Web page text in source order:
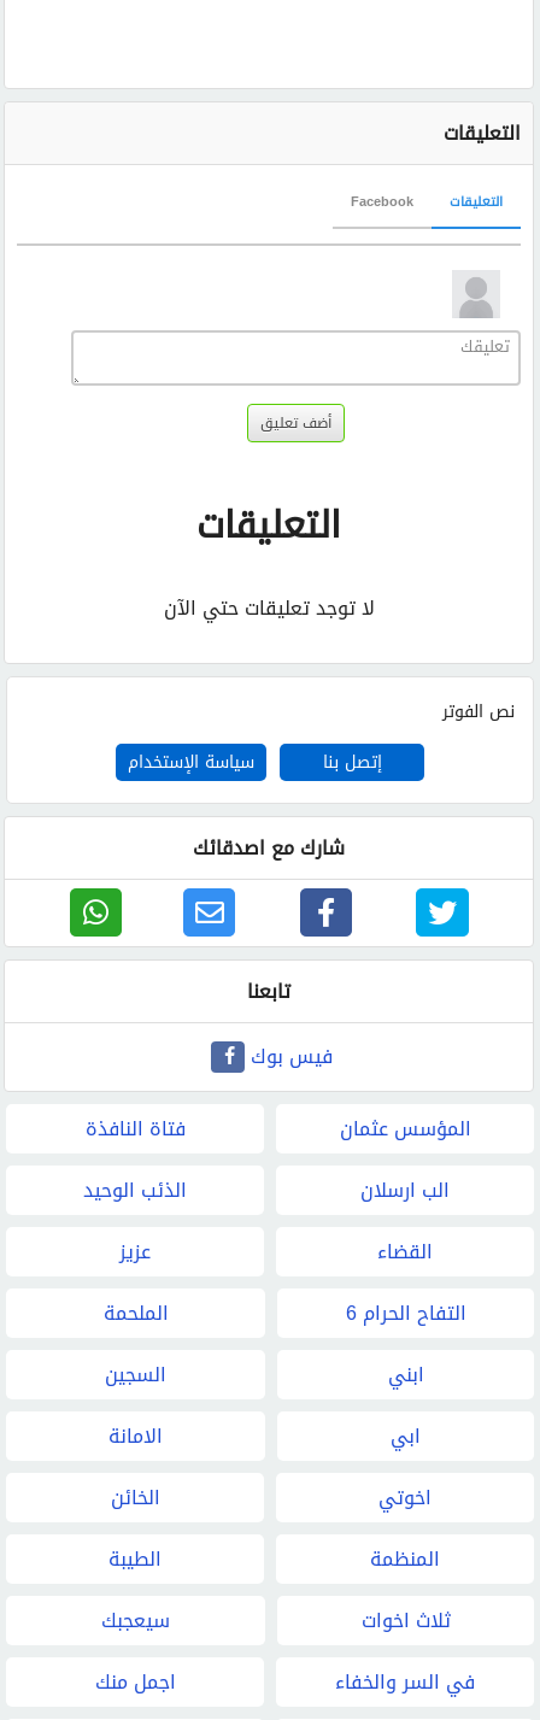
التعليقات
التعليقات Facebook
أضف تعليق
التعليقات
لا توجد تعليقات حتي الآن
نص الفوتر
إتصل بنا
سياسة الإستخدام
شارك مع اصدقائك
تابعنا
فيس بوك
المؤسس عثمان
فتاة النافذة
الب ارسلان
الذئب الوحيد
القضاء
عزيز
التفاح الحرام 6
الملحمة
ابني
السجين
ابي
الامانة
اخوتي
الخائن
المنظمة
الطيبة
ثلاث اخوات
سيعجبك
في السر والخفاء
اجمل منك